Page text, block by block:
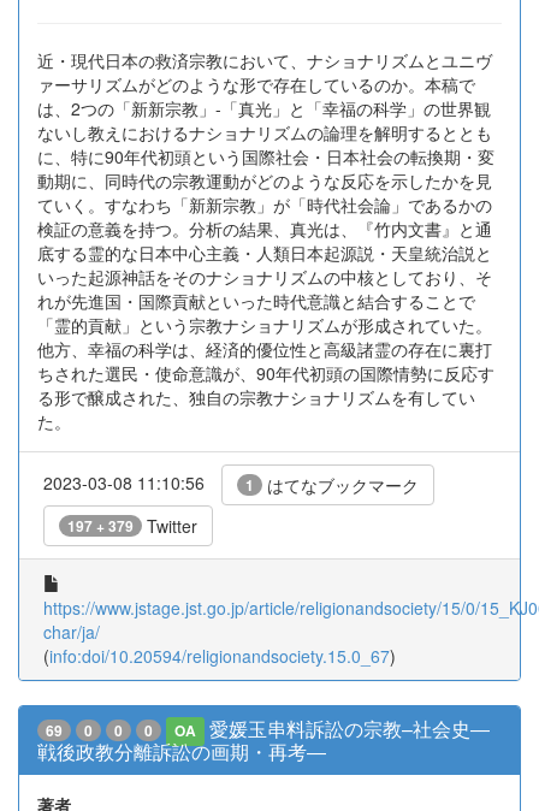
近・現代日本の救済宗教において、ナショナリズムとユニヴ
ァーサリズムがどのような形で存在しているのか。本稿で
は、2つの「新新宗教」-「真光」と「幸福の科学」の世界観
ないし教えにおけるナショナリズムの論理を解明するととも
に、特に90年代初頭という国際社会・日本社会の転換期・変
動期に、同時代の宗教運動がどのような反応を示したかを見
ていく。すなわち「新新宗教」が「時代社会論」であるかの
検証の意義を持つ。分析の結果、真光は、『竹内文書』と通
底する霊的な日本中心主義・人類日本起源説・天皇統治説と
いった起源神話をそのナショナリズムの中核としており、そ
れが先進国・国際貢献といった時代意識と結合することで
「霊的貢献」という宗教ナショナリズムが形成されていた。
他方、幸福の科学は、経済的優位性と高級諸霊の存在に裏打
ちされた選民・使命意識が、90年代初頭の国際情勢に反応す
る形で醸成された、独自の宗教ナショナリズムを有してい
た。
2023-03-08 11:10:56 1 はてなブックマーク
197 + 379 Twitter
https://www.jstage.jst.go.jp/article/religionandsociety/15/0/
char/ja/
(info:doi/10.20594/religionandsociety.15.0_67)
69 0 0 0 OA
愛媛玉串料訴訟の宗教–社会史―
戦後政教分離訴訟の画期・再考―
著者